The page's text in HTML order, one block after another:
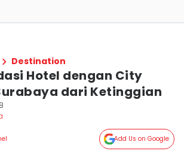
Destination
Hotel dengan City
dari Ketinggian
Add Us on Google